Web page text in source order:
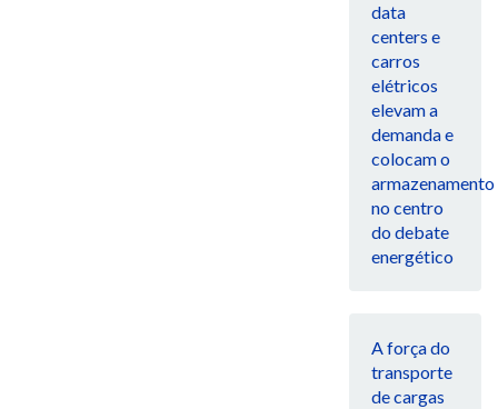
data
centers e
carros
elétricos
elevam a
demanda e
colocam o
armazenamento
no centro
do debate
energético
A força do
transporte
de cargas